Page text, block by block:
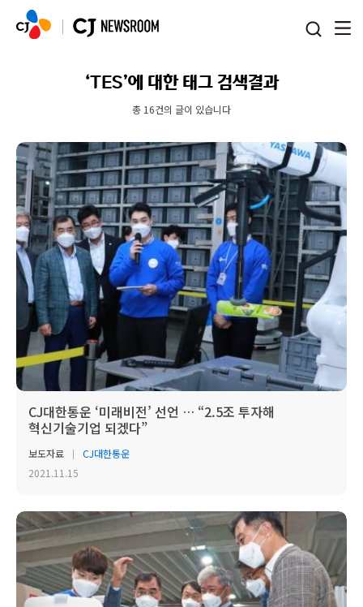
‘TES’에 대한 태그 검색결과
총 16건의 글이 있습니다
CJ대한통운 ‘미래비전’ 선언 … “2.5조 투자해
혁신기술기업 되겠다”
보도자료
CJ대한통운
2021.11.15